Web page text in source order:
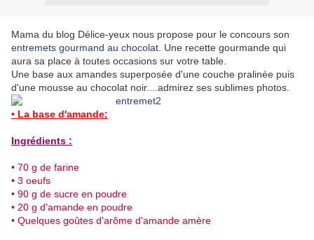
Mama du blog Délice-yeux nous propose pour le concours son
entremets gourmand au chocolat . Une recette gourmande qui
aura sa place à toutes occasions sur votre table.
Une base aux amandes superposée d'une couche pralinée puis
d'une mousse au chocolat noir....admirez ses sublimes photos.
• La base d'amande:
Ingrédients :
• 70 g de farine
• 3 oeufs
• 90 g de sucre en poudre
• 20 g d'amande en poudre
• Quelques goûtes d'arôme d'amande amère